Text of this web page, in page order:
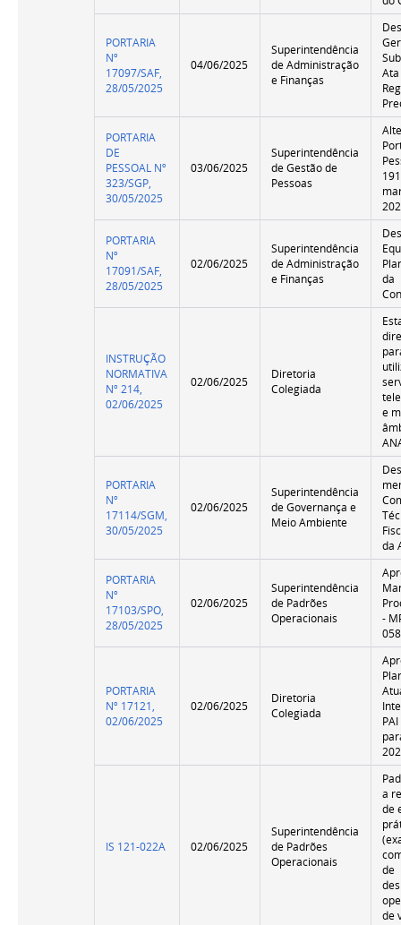
PORTARIA
Nº
17097/SAF,
28/05/2025
04/06/2025
Superintendência
de Administração
e Finanças
PORTARIA
DE
PESSOAL Nº
323/SGP,
30/05/2025
03/06/2025
Superintendência
de Gestão de
Pessoas
PORTARIA
Nº
17091/SAF,
28/05/2025
02/06/2025
Superintendência
de Administração
e Finanças
da
INSTRUÇÃO
NORMATIVA
Nº 214,
02/06/2025
02/06/2025
Diretoria
Colegiada
e
PORTARIA
Nº
17114/SGM,
30/05/2025
02/06/2025
Superintendência
de Governança e
Meio Ambiente
da
PORTARIA
Nº
17103/SPO,
28/05/2025
02/06/2025
Superintendência
de Padrões
Operacionais
-
PORTARIA
Nº 17121,
02/06/2025
02/06/2025
Diretoria
Colegiada
IS 121-022A 02/06/2025
Superintendência
de Padrões
Operacionais
a
de
de
de